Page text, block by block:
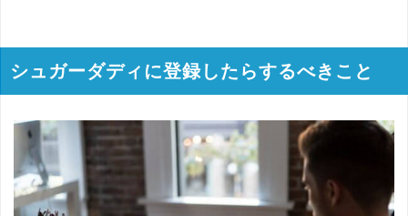
シュガーダディに登録したらするべきこと